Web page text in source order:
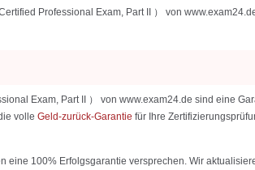
Professional Exam, Part II ） von
Exam, Part II ） von www.exam24.de sind eine
volle Geld-zurück-Garantie für Ihre
100% Erfolgsgarantie versprechen. Wir